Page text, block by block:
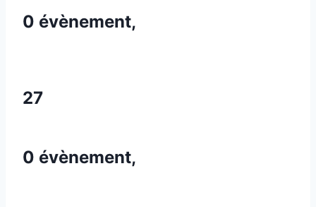
0 évènement,
27
0 évènement,